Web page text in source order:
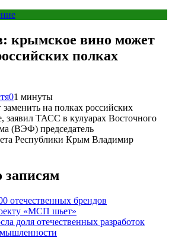
крымское вино может
полках
01 минуты
на полках российских
заявил ТАСС в кулуарах Восточного
(ВЭФ) председатель
Республики Крым Владимир
записям
отечественных брендов
«МСП шьет»
доля отечественных разработок